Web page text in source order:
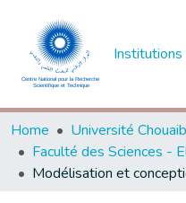
Institutions
Home